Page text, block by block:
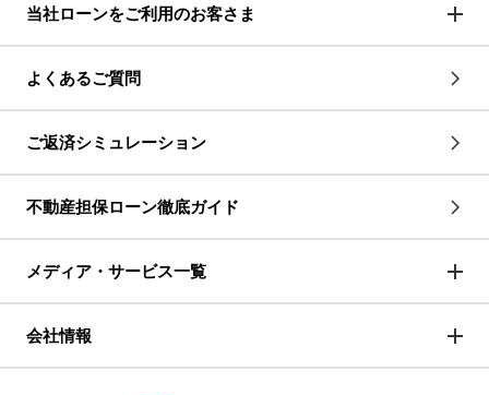
当社ローンをご利用のお客さま
よくあるご質問
ご返済シミュレーション
不動産担保ローン徹底ガイド
メディア・サービス一覧
会社情報